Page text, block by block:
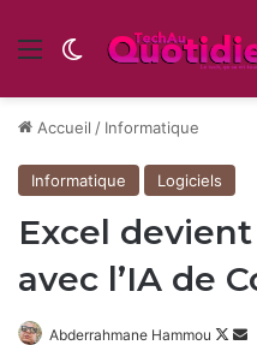
Menu Switch skin
Accueil / Informatique
Informatique Logiciels
Excel
avec l’IA de
Abderrahmane Hammou